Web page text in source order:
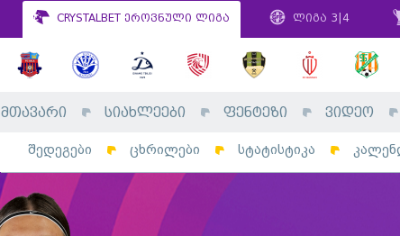
CRYSTALBET ეროვნული ლიგა ლიგა 3|4
მთავარი სიახლეები ფენტეზი ვიდეო
შედეგები ცხრილები სტატისტიკა